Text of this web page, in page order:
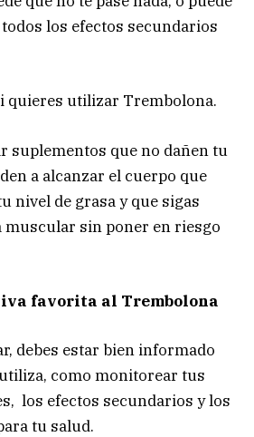
los efectos secundarios
quieres utilizar Trembolona.
suplementos que no dañen tu
a alcanzar el cuerpo que
nivel de grasa y que sigas
muscular sin poner en riesgo
favorita al Trembolona
debes estar bien informado
utiliza, como monitorear tus
los efectos secundarios y los
tu salud.